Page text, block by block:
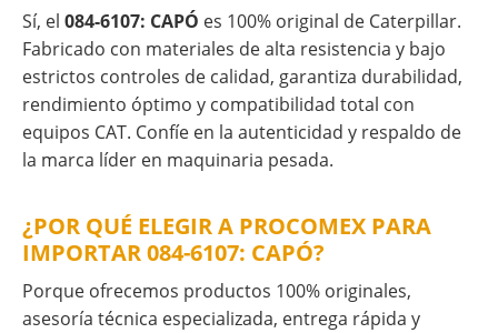
Sí, el 084-6107: CAPÓ es 100% original de Caterpillar.
Fabricado con materiales de alta resistencia y bajo
estrictos controles de calidad, garantiza durabilidad,
rendimiento óptimo y compatibilidad total con
equipos CAT. Confíe en la autenticidad y respaldo de
la marca líder en maquinaria pesada.
¿POR QUÉ ELEGIR A PROCOMEX PARA
IMPORTAR 084-6107: CAPÓ?
Porque ofrecemos productos 100% originales,
asesoría técnica especializada, entrega rápida y